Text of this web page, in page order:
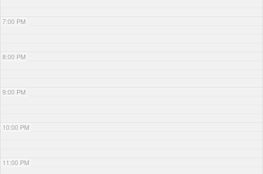
7:00 PM
8:00 PM
9:00 PM
10:00 PM
11:00 PM